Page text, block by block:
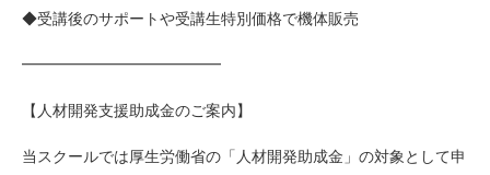
◆受講後のサポートや受講生特別価格で機体販売
━━━━━━━━━━━━━
【人材開発支援助成金のご案内】
当スクールでは厚生労働省の「人材開発助成金」の対象として申